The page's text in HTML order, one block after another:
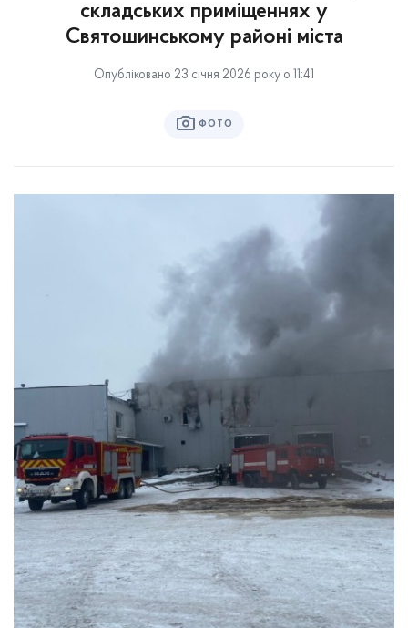
складських приміщеннях у
Святошинському районі міста
Опубліковано 23 січня 2026 року о 11:41
ФОТО